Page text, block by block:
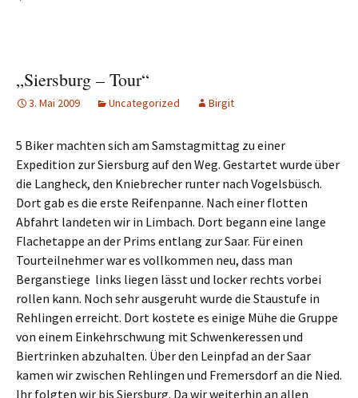
„Siersburg – Tour“
3. Mai 2009 Uncategorized Birgit
5 Biker machten sich am Samstagmittag zu einer
Expedition zur Siersburg auf den Weg. Gestartet wurde über
die Langheck, den Kniebrecher runter nach Vogelsbüsch.
Dort gab es die erste Reifenpanne. Nach einer flotten
Abfahrt landeten wir in Limbach. Dort begann eine lange
Flachetappe an der Prims entlang zur Saar. Für einen
Tourteilnehmer war es vollkommen neu, dass man
Berganstiege links liegen lässt und locker rechts vorbei
rollen kann. Noch sehr ausgeruht wurde die Staustufe in
Rehlingen erreicht. Dort kostete es einige Mühe die Gruppe
von einem Einkehrschwung mit Schwenkeressen und
Biertrinken abzuhalten. Über den Leinpfad an der Saar
kamen wir zwischen Rehlingen und Fremersdorf an die Nied.
Ihr folgten wir bis Siersburg. Da wir weiterhin an allen